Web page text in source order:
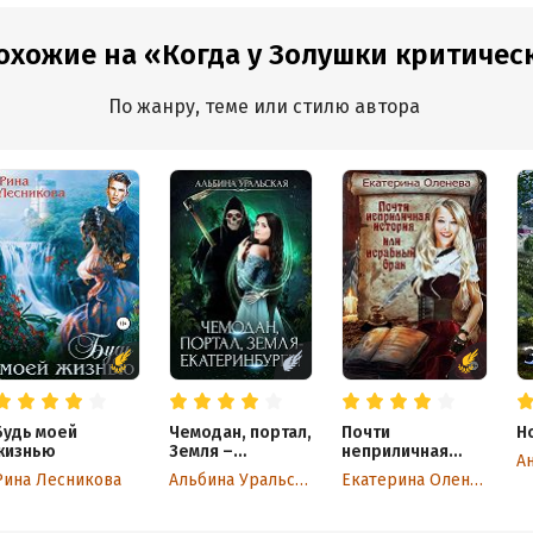
на «Когда у Золушки
По жанру, теме или стилю автора
моей
Лесникова
Чемодан, портал,
Земля –
Екатеринбург!
Альбина Уральская
Почти
неприличная
история, или
Неравный бракЕкатерина Оленева